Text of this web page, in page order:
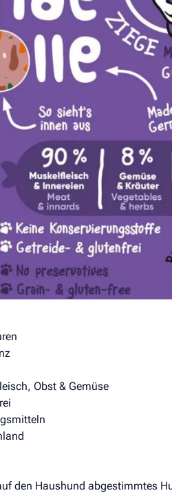
mit Möhren und Kräutern
Hunde
Zusammensetzung ist
Vitaminen, die er braucht und
gut bekömmlich, da nur
Obst & Gemüse
den Haushund abgestimmtes
Zusammen­setzung